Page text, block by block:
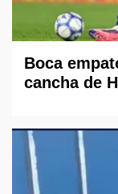
Boca
cancha de